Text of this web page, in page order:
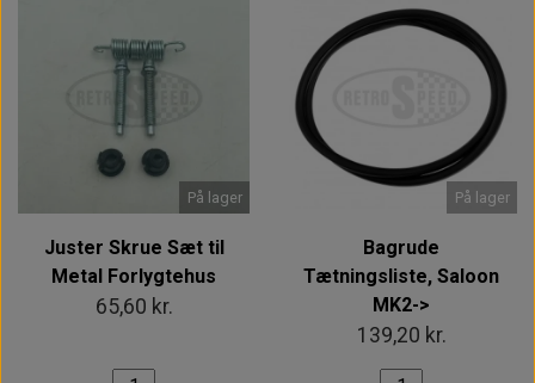
På lager
Juster Skrue Sæt til
Metal Forlygtehus
65,60 kr.
På lager
Bagrude
Tætningsliste, Saloon
MK2->
139,20 kr.